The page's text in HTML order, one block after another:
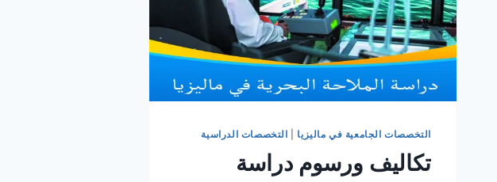
التخصصات الجامعية في ماليزيا التخصصات الدراسية
تكاليف ورسوم دراسة